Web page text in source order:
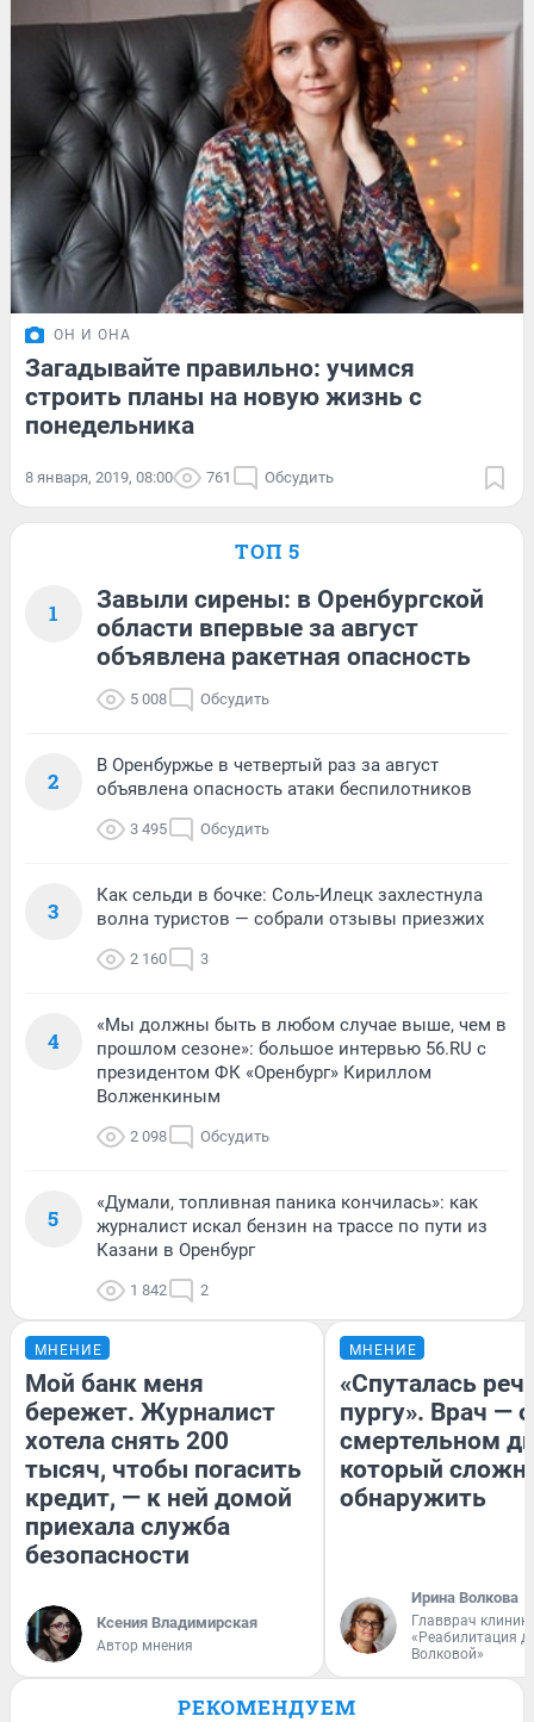
ОН И ОНА
Загадывайте правильно: учимся
строить планы на новую жизнь с
понедельника
8 января, 2019, 08:00 761 Обсудить
ТОП 5
1
Завыли сирены: в Оренбургской
области впервые за август
объявлена ракетная опасность
5 008 Обсудить
2
В Оренбуржье в четвертый раз за август
объявлена опасность атаки беспилотников
3 495 Обсудить
3
Как сельди в бочке: Соль-Илецк захлестнула
волна туристов — собрали отзывы приезжих
2 160 3
4
«Мы должны быть в любом случае выше, чем в
прошлом сезоне»: большое интервью 56.RU с
президентом ФК «Оренбург» Кириллом
Волженкиным
2 098 Обсудить
5
«Думали, топливная паника кончилась»: как
журналист искал бензин на трассе по пути из
Казани в Оренбург
1 842 2
МНЕНИЕ
Мой банк меня
бережет. Журналист
хотела снять 200
тысяч, чтобы погасить
кредит, — к ней домой
приехала служба
безопасности
Ксения Владимирская
Автор мнения
МНЕНИЕ
«Спуталась
пургу». Врач — о
смертельном
который
обнаружить
Ирина Волкова
Главврач
«Реабилитация
Волковой»
РЕКОМЕНДУЕМ